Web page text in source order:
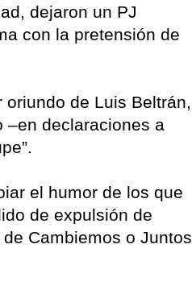
dejaron un PJ
con la pretensión de
de Luis Beltrán,
–en declaraciones a
el humor de los que
de expulsión de
Cambiemos o Juntos